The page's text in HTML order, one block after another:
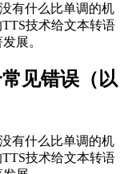
没有什么比单调的机
技术给文本转语
展。
见错误（以
没有什么比单调的机
技术给文本转语